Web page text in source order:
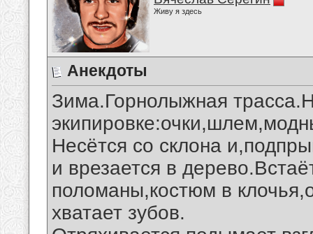
Живу я здесь
Анекдоты
Зима.Горнолыжная
Несётся со склона
и врезается в
поломаны,костюм в
хватает зубов.